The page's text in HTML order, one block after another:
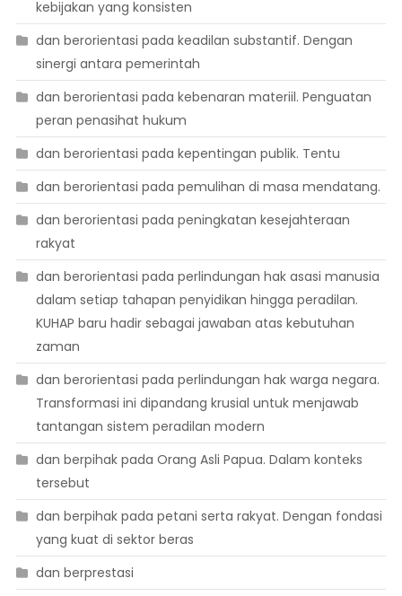
kebijakan yang konsisten
dan berorientasi pada keadilan substantif. Dengan
sinergi antara pemerintah
dan berorientasi pada kebenaran materiil. Penguatan
peran penasihat hukum
dan berorientasi pada kepentingan publik. Tentu
dan berorientasi pada pemulihan di masa mendatang.
dan berorientasi pada peningkatan kesejahteraan
rakyat
dan berorientasi pada perlindungan hak asasi manusia
dalam setiap tahapan penyidikan hingga peradilan.
KUHAP baru hadir sebagai jawaban atas kebutuhan
zaman
dan berorientasi pada perlindungan hak warga negara.
Transformasi ini dipandang krusial untuk menjawab
tantangan sistem peradilan modern
dan berpihak pada Orang Asli Papua. Dalam konteks
tersebut
dan berpihak pada petani serta rakyat. Dengan fondasi
yang kuat di sektor beras
dan berprestasi